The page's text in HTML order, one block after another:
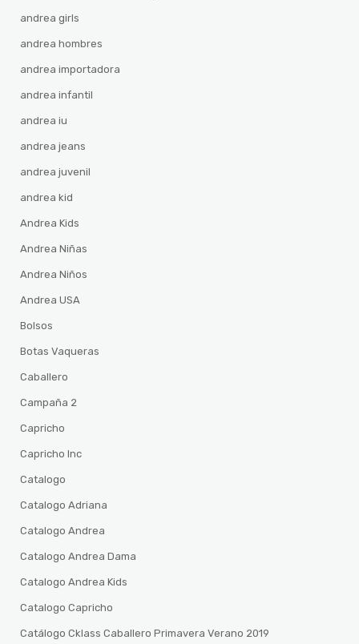
andrea girls
andrea hombres
andrea importadora
andrea infantil
andrea iu
andrea jeans
andrea juvenil
andrea kid
Andrea Kids
Andrea Niñas
Andrea Niños
Andrea USA
Bolsos
Botas Vaqueras
Caballero
Campaña 2
Capricho
Capricho Inc
Catalogo
Catalogo Adriana
Catalogo Andrea
Catalogo Andrea Dama
Catalogo Andrea Kids
Catalogo Capricho
Catálogo Cklass Caballero Primavera Verano 2019